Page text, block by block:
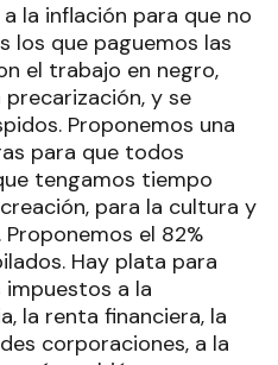
la inflación para que no
los que paguemos las
el trabajo en negro,
y se
Proponemos una
para que todos
tengamos tiempo
para la cultura y
el 82%
Hay plata para
a la
la renta financiera, la
corporaciones, a la